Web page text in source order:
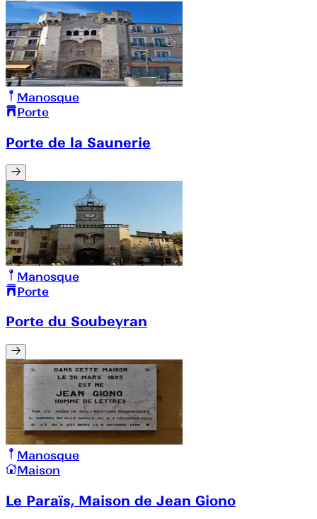
Manosque
Porte
Porte de la Saunerie
Manosque
Porte
Porte du Soubeyran
Manosque
Maison
Le Paraïs, Maison de Jean Giono